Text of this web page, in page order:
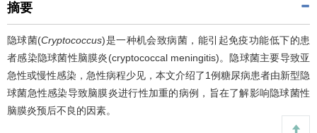
摘要
隐球菌(Cryptococcus)是一种机会致病菌，能引起免疫功能低下的患
者感染隐球菌性脑膜炎(cryptococcal meningitis)。隐球菌主要导致亚
急性或慢性感染，急性病程少见，本文介绍了1例糖尿病患者由新型隐
球菌急性感染导致脑膜炎进行性加重的病例，旨在了解影响隐球菌性
脑膜炎预后不良的因素。